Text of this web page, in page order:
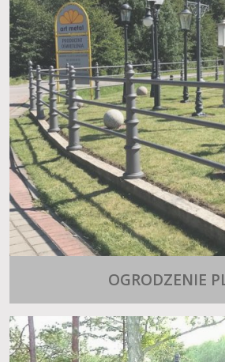
OGRODZENIE